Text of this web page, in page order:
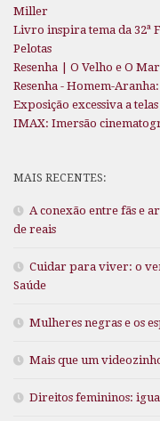
Miller
Livro inspira tema da 32ª
Pelotas
Resenha | O Velho e O Mar
Resenha - Homem-
Exposição excessiva a
IMAX: Imersão
MAIS RECENTES:
A conexão entre fãs e
de reais
Cuidar para viver: o
Saúde
Mulheres negras e os
Mais que um
Direitos femininos: